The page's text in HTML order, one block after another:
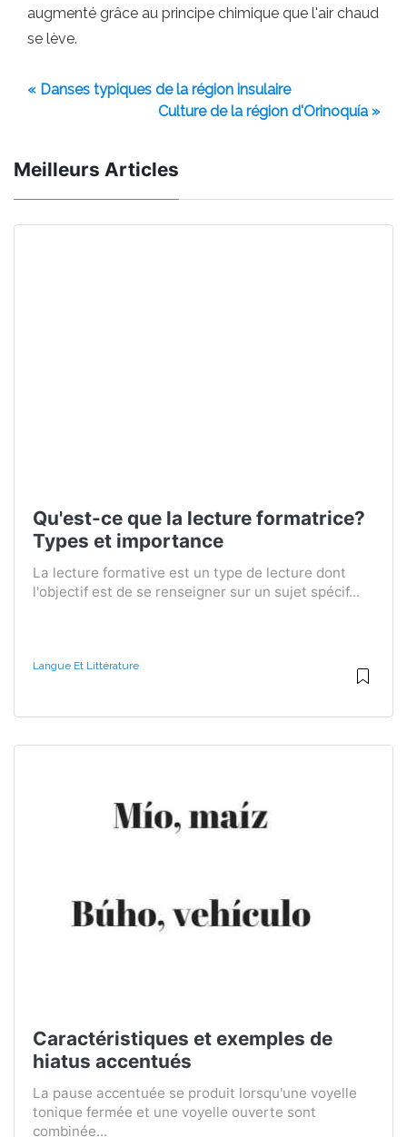
augmenté grâce au principe chimique que l'air chaud
se lève.
« Danses typiques de la région insulaire
Culture de la région d'Orinoquía »
Meilleurs Articles
Qu'est-ce que la lecture formatrice?
Types et importance
La lecture formative est un type de lecture dont
l'objectif est de se renseigner sur un sujet spécif...
Langue Et Littérature
Caractéristiques et exemples de
hiatus accentués
La pause accentuée se produit lorsqu'une voyelle
tonique fermée et une voyelle ouverte sont
combinée...